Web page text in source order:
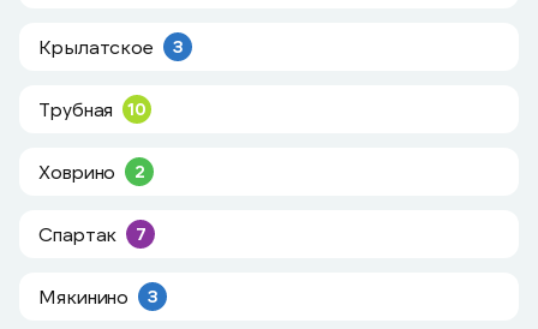
Крылатское 3
Трубная 10
Ховрино 2
Спартак 7
Мякинино 3